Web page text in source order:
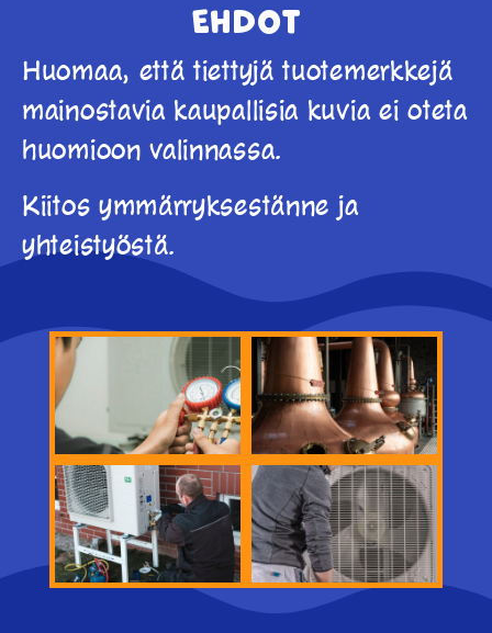
Ehdot
Huomaa, että tiettyjä tuotemerkkejä
mainostavia kaupallisia kuvia ei oteta
huomioon valinnassa.
Kiitos ymmärryksestänne ja
yhteistyöstä.